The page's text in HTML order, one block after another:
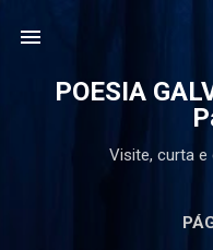
POESIA
Visite, curta e